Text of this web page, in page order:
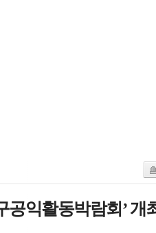
공익활동박람회’ 개